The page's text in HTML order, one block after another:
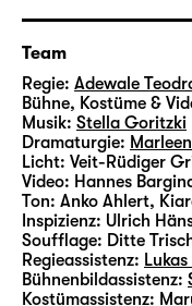
sowie der
eigentlich was
In seinem letzten
Shakespeare die
verstoßenen
Weg zurück auf
Bemühungen
und
moralischen
Team
Regie: Adewale
Bühne, Kostüme &
Musik: Stella Goritzki
Dramaturgie:
Licht: Veit-Rüdiger
Video: Hannes
Ton: Anko Ahlert,
Inspizienz: Ulrich
Soufflage: Ditte
Regieassistenz:
Bühnenbildassistenz:
Kostümassistenz: